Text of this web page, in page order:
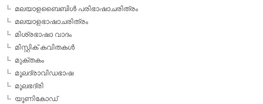
മലയാളബൈബിള്‍ പരിഭാഷാചരിത്രം
മലയാളഭാഷാചരിത്രം
മിശ്രഭാഷാ വാദം
മിസ്റ്റിക് കവിതകള്‍
മുക്തകം
മൂലദ്രാവിഡഭാഷ
മൂലഭദ്രി
യൂണികോഡ്